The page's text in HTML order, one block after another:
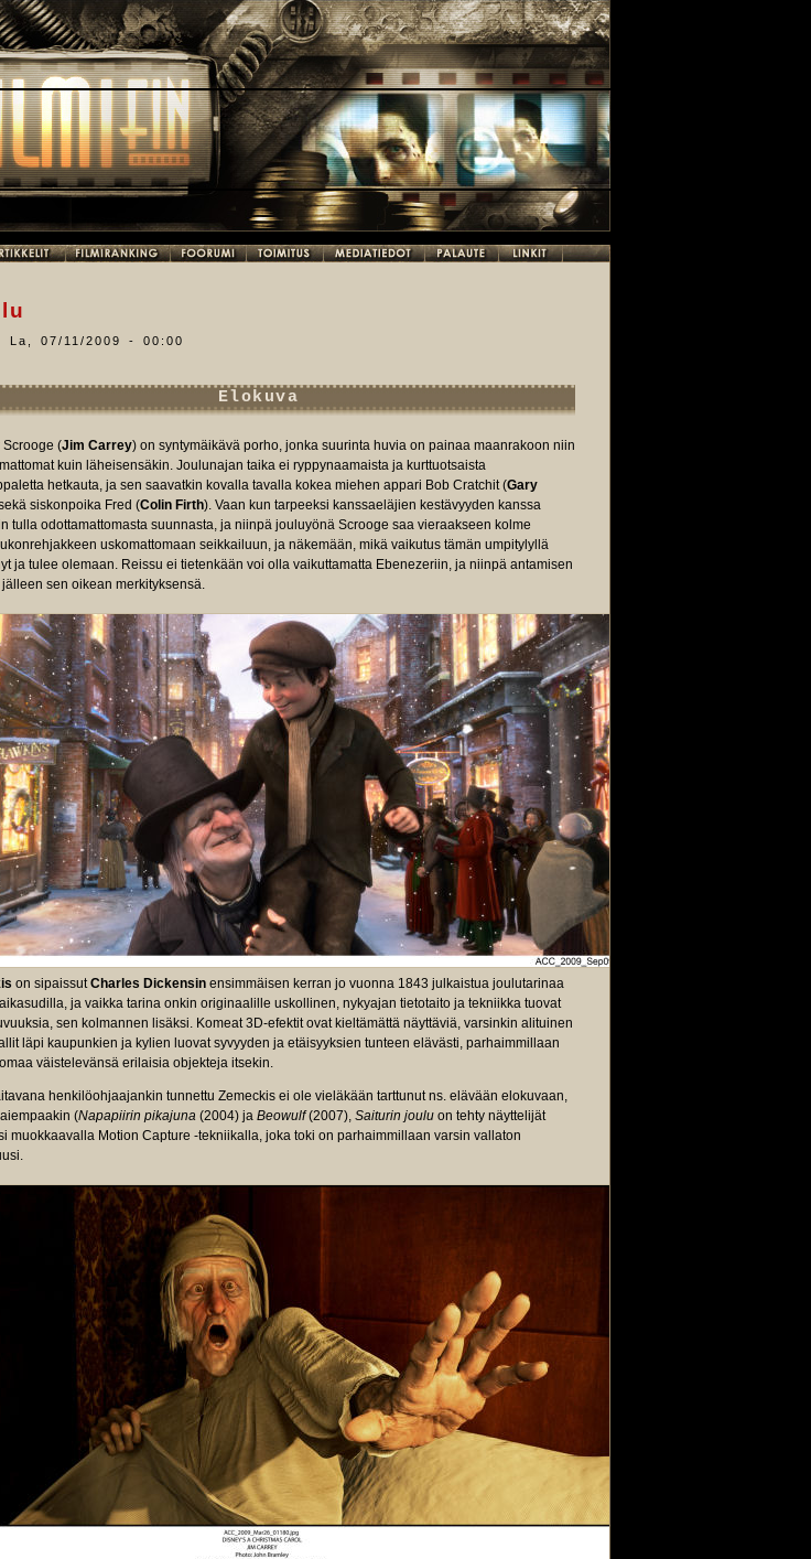
La, 07/11/2009 - 00:00
Elokuva
Scrooge (Jim Carrey) on syntymäikävä porho, jonka suurinta huvia on painaa maanrakoon niin
kuin läheisensäkin. Joulunajan taika ei ryppynaamaista ja kurttuotsaista
hetkauta, ja sen saavatkin kovalla tavalla kokea miehen appari Bob Cratchit (Gary
siskonpoika Fred (Colin Firth). Vaan kun tarpeeksi kanssaeläjien kestävyyden kanssa
tulla odottamattomasta suunnasta, ja niinpä jouluyönä Scrooge saa vieraakseen kolme
uskomattomaan seikkailuun, ja näkemään, mikä vaikutus tämän umpitylyllä
ja tulee olemaan. Reissu ei tietenkään voi olla vaikuttamatta Ebenezeriin, ja niinpä antamisen
sen oikean merkityksensä.
on sipaissutCharles Dickensin ensimmäisen kerran jo vuonna 1843 julkaistua joulutarinaa
ja vaikka tarina onkin originaalille uskollinen, nykyajan tietotaito ja tekniikka tuovat
sen kolmannen lisäksi. Komeat 3D-efektit ovat kieltämättä näyttäviä, varsinkin alituinen
läpi kaupunkien ja kylien luovat syvyyden ja etäisyyksien tunteen elävästi, parhaimmillaan
väistelevänsä erilaisia objekteja itsekin.
henkilöohjaajankin tunnettu Zemeckis ei ole vieläkään tarttunut ns. elävään elokuvaan,
(Napapiirin pikajuna (2004) ja Beowulf(2007), Saiturin joulu on tehty näyttelijät
muokkaavalla Motion Capture -tekniikalla, joka toki on parhaimmillaan varsin vallaton